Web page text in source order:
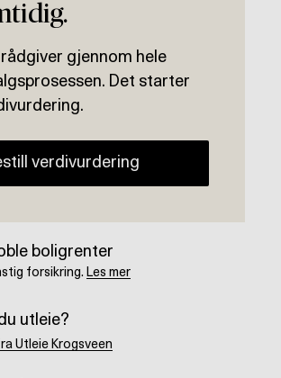
rådgiver gjennom hele
Det starter
verdivurdering
boligrenter
forsikring. Les mer
utleie?
Utleie Krogsveen